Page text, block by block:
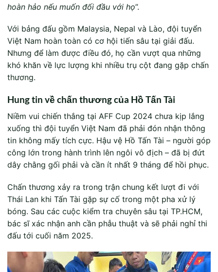
hoàn hảo nếu muốn đối đầu với họ”.
Với bảng đấu gồm Malaysia, Nepal và Lào, đội tuyển
Việt Nam hoàn toàn có cơ hội tiến sâu tại giải đấu.
Nhưng để làm được điều đó, họ cần vượt qua những
khó khăn về lực lượng khi nhiều trụ cột đang gặp chấn
thương.
Hung tin về chấn thương của Hồ Tấn Tài
Niềm vui chiến thắng tại AFF Cup 2024 chưa kịp lắng
xuống thì đội tuyển Việt Nam đã phải đón nhận thông
tin không mấy tích cực. Hậu vệ Hồ Tấn Tài – người góp
công lớn trong hành trình lên ngôi vô địch – đã bị đứt
dây chằng gối phải và cần ít nhất 9 tháng để hồi phục.
Chấn thương xảy ra trong trận chung kết lượt đi với
Thái Lan khi Tấn Tài gặp sự cố trong một pha xử lý
bóng. Sau các cuộc kiểm tra chuyên sâu tại TP.HCM,
bác sĩ xác nhận anh cần phẫu thuật và sẽ phải nghỉ thi
đấu tới cuối năm 2025.